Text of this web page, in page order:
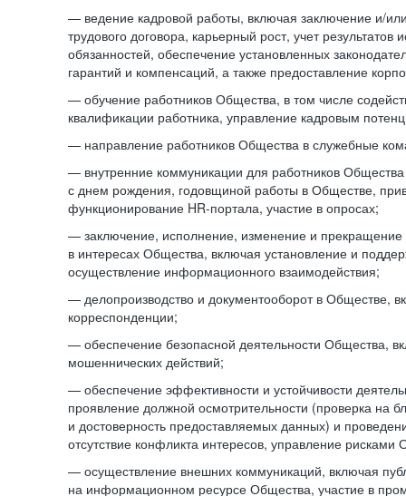
— ведение кадровой работы, включая заключение и/
трудового договора, карьерный рост, учет
обязанностей, обеспечение установленных
гарантий и компенсаций, а также предоставление
— обучение работников Общества, в том числе
квалификации работника, управление кадровым
— направление работников Общества в служебные
— внутренние коммуникации для работников
с днем рождения, годовщиной работы в Обществе,
функционирование HR-портала, участие в опросах;
— заключение, исполнение, изменение и прекращение
в интересах Общества, включая установление и
осуществление информационного взаимодействия;
— делопроизводство и документооборот в Обществе,
корреспонденции;
— обеспечение безопасной деятельности Общества,
мошеннических действий;
— обеспечение эффективности и устойчивости
проявление должной осмотрительности (проверка на
и достоверность предоставляемых данных) и
отсутствие конфликта интересов, управление рисками
— осуществление внешних коммуникаций, включая
на информационном ресурсе Общества, участие в